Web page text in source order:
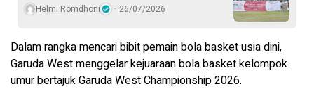
Helmi Romdhoni 26/07/2026
Dalam rangka mencari bibit pemain bola basket usia dini,
Garuda West menggelar kejuaraan bola basket kelompok
umur bertajuk Garuda West Championship 2026.